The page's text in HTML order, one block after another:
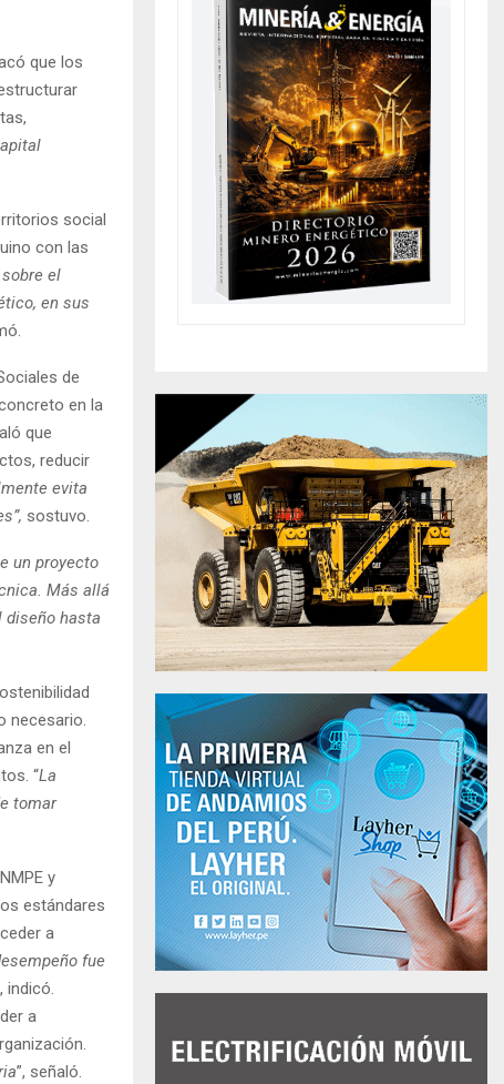
que los
social
con las
el
en sus
de
en la
que
reducir
evita
sostuvo.
un proyecto
Más allá
diseño hasta
necesario.
en el
“La
tomar
y
estándares
a
fue
indicó.
a
”, señaló.